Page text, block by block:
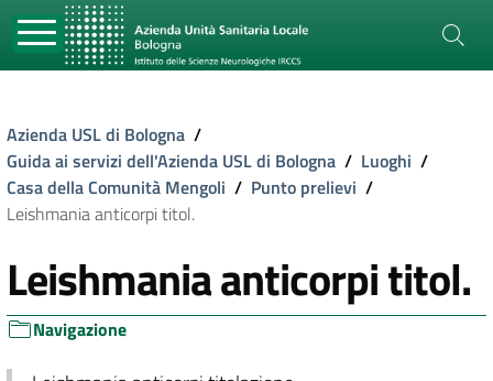
Azienda USL di Bologna /
Guida ai servizi dell'Azienda USL di Bologna / Luoghi /
Casa della Comunità Mengoli / Punto prelievi /
Leishmania anticorpi titol.
Leishmania anticorpi titol.
Navigazione